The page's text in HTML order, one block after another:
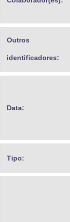
Outros
identificadores:
Data:
Tipo: